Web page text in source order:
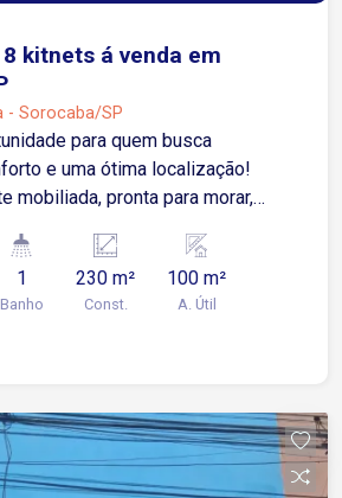
kitnets á venda em
- Sorocaba/SP
para quem busca
e uma ótima localização!
mobiliada, pronta para morar,
* Micro-ondas * Ambiente
com fácil acesso
supermercados, farmácias,
em Vila Hortência (ultra-
1
Banho
230 m²
Const.
100 m²
A. Útil